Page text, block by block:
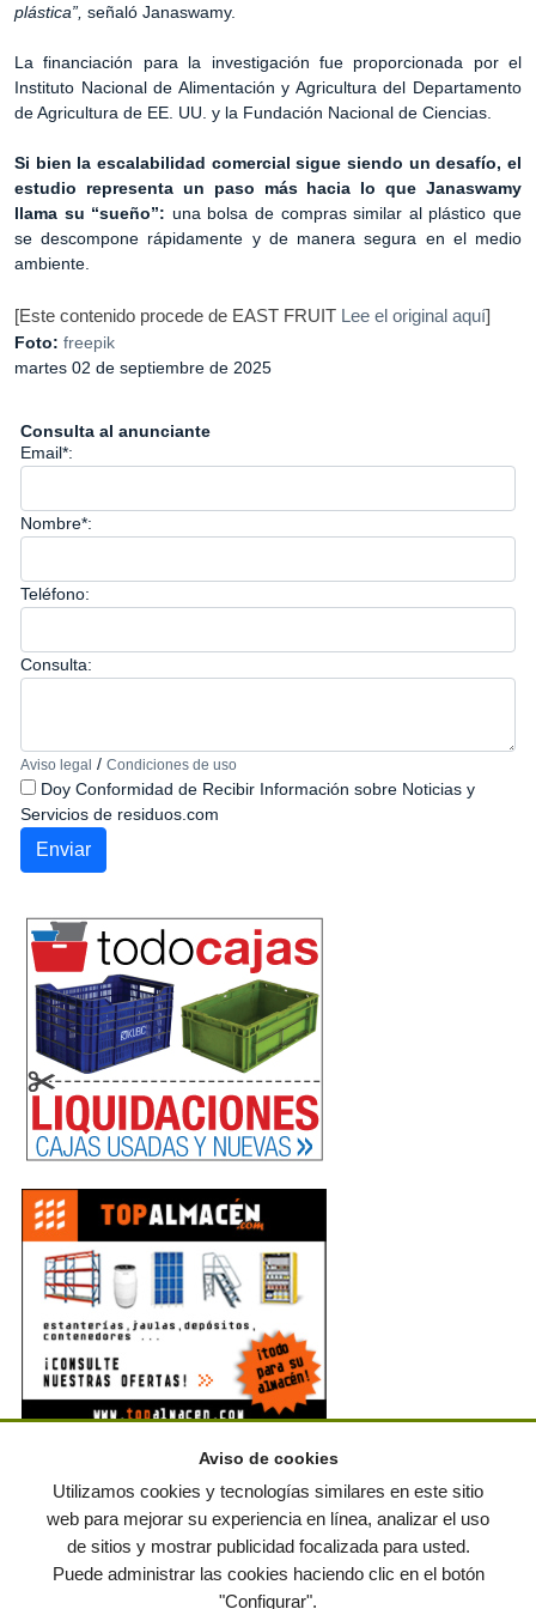
plástica”, señaló Janaswamy.
La financiación para la investigación fue proporcionada por el
Instituto Nacional de Alimentación y Agricultura del Departamento
de Agricultura de EE. UU. y la Fundación Nacional de Ciencias.
Si bien la escalabilidad comercial sigue siendo un desafío, el
estudio representa un paso más hacia lo que Janaswamy
llama su “sueño”: una bolsa de compras similar al plástico que
se descompone rápidamente y de manera segura en el medio
ambiente.
[Este contenido procede de EAST FRUIT Lee el original aquí]
Foto: freepik
martes 02 de septiembre de 2025
Consulta al anunciante
Email*:
Nombre*:
Teléfono:
Consulta:
Aviso legal / Condiciones de uso
Doy Conformidad de Recibir Información sobre Noticias y
Servicios de residuos.com
© residuos.com - Todos los derechos reservados Política de privacidad
Condiciones de uso|Contacto |Editores|Mapa web|Preguntas frecuentes|Publica
tus anuncios gratis!
Aviso de cookies
Utilizamos cookies y tecnologías similares en este sitio
web para mejorar su experiencia en línea, analizar el uso
de sitios y mostrar publicidad focalizada para usted.
Puede administrar las cookies haciendo clic en el botón
"Configurar".